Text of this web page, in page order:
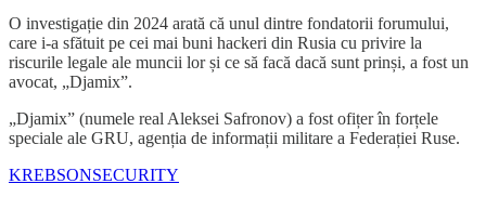
O investigație din 2024 arată că unul dintre fondatorii forumului,
care i-a sfătuit pe cei mai buni hackeri din Rusia cu privire la
riscurile legale ale muncii lor și ce să facă dacă sunt prinși, a fost un
avocat, „Djamix”.
„Djamix” (numele real Aleksei Safronov) a fost ofițer în forțele
speciale ale GRU, agenția de informații militare a Federației Ruse.
KREBSONSECURITY